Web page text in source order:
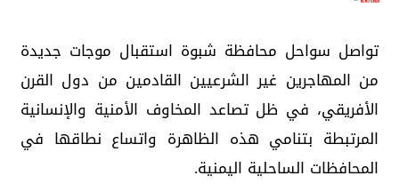
تواصل سواحل محافظة شبوة استقبال موجات جديدة
من المهاجرين غير الشرعيين القادمين من دول القرن
الأفريقي، في ظل تصاعد المخاوف الأمنية والإنسانية
المرتبطة بتنامي هذه الظاهرة واتساع نطاقها في
المحافظات الساحلية اليمنية.